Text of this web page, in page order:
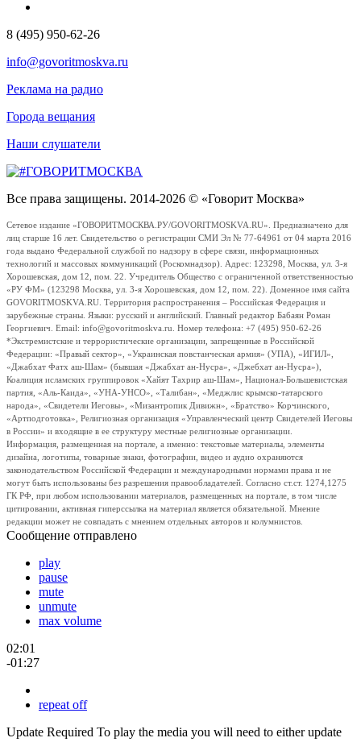
8 (495) 950-62-26
info@govoritmoskva.ru
Реклама на радио
Города вещания
Наши слушатели
Все права защищены. 2014-2026 © «Говорит Москва»
Сетевое издание «ГОВОРИТМОСКВА.РУ/GOVORITMOSKVA.RU». Предназначено для
лиц старше 16 лет. Свидетельство о регистрации СМИ Эл № 77-64961 от 04 марта 2016
года выдано Федеральной службой по надзору в сфере связи, информационных
технологий и массовых коммуникаций (Роскомнадзор). Адрес: 123298, Москва, ул. 3-я
Хорошевская, дом 12, пом. 22. Учредитель Общество с ограниченной ответственностью
«РУ ФМ» (123298 Москва, ул. 3-я Хорошевская, дом 12, пом. 22). Доменное имя сайта
GOVORITMOSKVA.RU. Территория распространения – Российская Федерация и
зарубежные страны. Языки: русский и английский. Главный редактор Бабаян Роман
Георгиевич. Email: info@govoritmoskva.ru. Номер телефона: +7 (495) 950-62-26
*Экстремистские и террористические организации, запрещенные в Российской
Федерации: «Правый сектор», «Украинская повстанческая армия» (УПА), «ИГИЛ»,
«Джабхат Фатх аш-Шам» (бывшая «Джабхат ан-Нусра», «Джебхат ан-Нусра»),
Коалиция исламских группировок «Хайят Тахрир аш-Шам», Национал-Большевистская
партия, «Аль-Каида», «УНА-УНСО», «Талибан», «Меджлис крымско-татарского
народа», «Свидетели Иеговы», «Мизантропик Дивижн», «Братство» Корчинского,
«Артподготовка», Религиозная организация «Управленческий центр Свидетелей Иеговы
в России» и входящие в ее структуру местные религиозные организации.
Информация, размещенная на портале, а именно: текстовые материалы, элементы
дизайна, логотипы, товарные знаки, фотографии, видео и аудио охраняются
законодательством Российской Федерации и международными нормами права и не
могут быть использованы без разрешения правообладателей. Согласно ст.ст. 1274,1275
ГК РФ, при любом использовании материалов, размещенных на портале, в том числе
цитировании, активная гиперссылка на материал является обязательной. Мнение
редакции может не совпадать с мнением отдельных авторов и колумнистов.
Сообщение отправлено
play
pause
mute
unmute
max volume
02:01
-01:27
repeat off
Update Required To play the media you will need to either update